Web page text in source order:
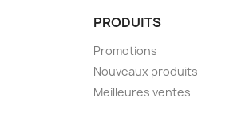
PRODUITS
Promotions
Nouveaux produits
Meilleures ventes